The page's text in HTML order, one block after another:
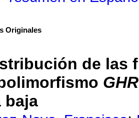
Originales
de las
baja